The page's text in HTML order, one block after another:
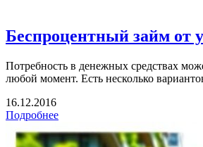
Беспроцентный займ от
Потребность в денежных средствах
любой момент. Есть несколько
16.12.2016
Подробнее